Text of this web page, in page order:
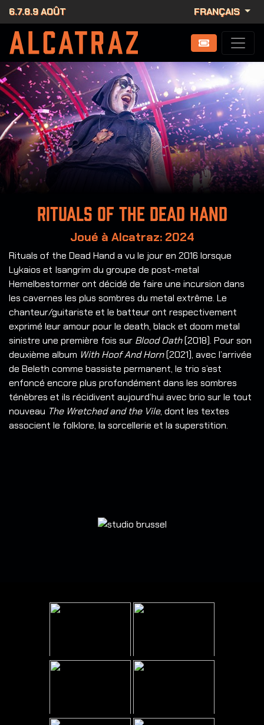
6.7.8.9 AOÛT FRANÇAIS
Rituals of the Dead Hand
Joué à Alcatraz: 2024
Rituals of the Dead Hand a vu le jour en 2016 lorsque
Lykaios et Isangrim du groupe de post-metal
Hemelbestormer ont décidé de faire une incursion dans
les cavernes les plus sombres du metal extrême. Le
chanteur/guitariste et le batteur ont respectivement
exprimé leur amour pour le death, black et doom metal
sinistre une première fois sur Blood Oath(2018). Pour son
deuxième album With Hoof And Horn(2021), avec l’arrivée
de Beleth comme bassiste permanent, le trio s’est
enfoncé encore plus profondément dans les sombres
ténèbres et ils récidivent aujourd’hui avec brio sur le tout
nouveau The Wretched and the Vile, dont les textes
associent le folklore, la sorcellerie et la superstition.